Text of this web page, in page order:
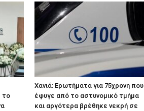
το
Χανιά: Ερωτήματα για 75χρονη που
έφυγε από το αστυνομικό τμήμα
και αργότερα βρέθηκε νεκρή σε